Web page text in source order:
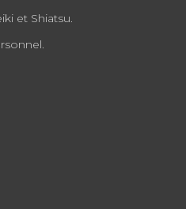
et Shiatsu.